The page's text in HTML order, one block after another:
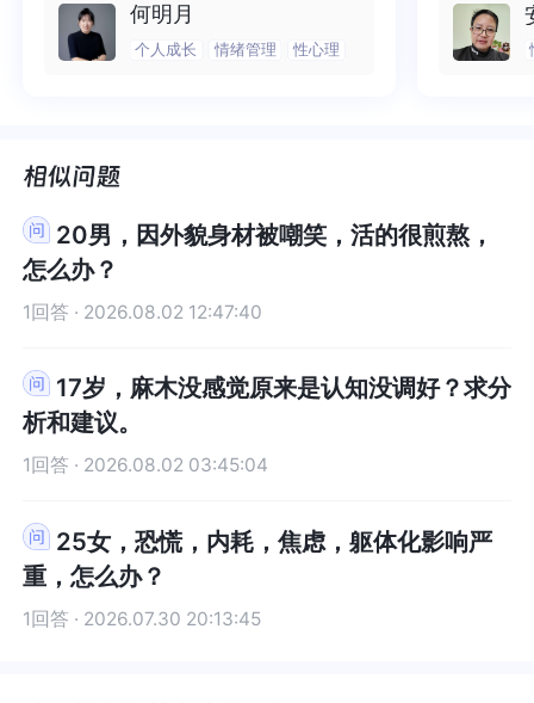
习。在壹心理这里，世界和我爱着你。祝好哦！
心理这里，世界和我爱着你。祝好哦！
来，觉得不必再踽踽独行，也不必
再困于桎梏，更不必觉得这半生所
前行。
不必再踽踽独行，也不必再困于桎
梏，更不必觉得这半生所积，靡有
行。
何明月
个人成长 情绪管理 性心理
我喘不
逐渐释
气的情
然。感
20男，因外貌身材被嘲笑，活的很煎熬，
怎么办？
1回答 · 2026.08.02 12:47:40
17岁，麻木没感觉原来是认知没调好？求分
析和建议。
1回答 · 2026.08.02 03:45:04
25女，恐慌，内耗，焦虑，躯体化影响严
重，怎么办？
1回答 · 2026.07.30 20:13:45